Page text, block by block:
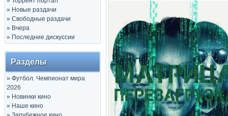
» Новые раздачи
» Свободные раздачи
» Вчера
» Последние дискуссии
Разделы
» Футбол. Чемпионат мира
2026
» Новинки кино
» Наше кино